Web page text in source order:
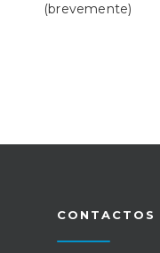
(brevemente)
CONTACTOS